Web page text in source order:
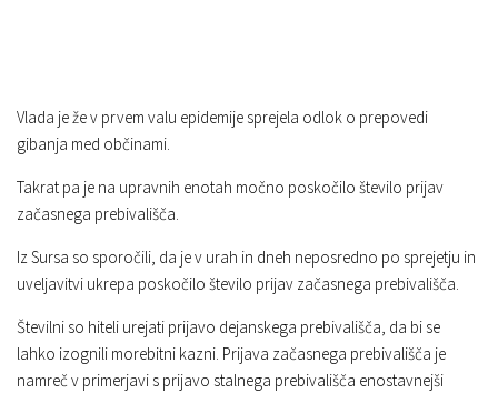
Vlada je že v prvem valu epidemije sprejela odlok o prepovedi
gibanja med občinami.
Takrat pa je na upravnih enotah močno poskočilo število prijav
začasnega prebivališča.
Iz Sursa so sporočili, da je v urah in dneh neposredno po sprejetju in
uveljavitvi ukrepa poskočilo število prijav začasnega prebivališča.
Številni so hiteli urejati prijavo dejanskega prebivališča, da bi se
lahko izognili morebitni kazni. Prijava začasnega prebivališča je
namreč v primerjavi s prijavo stalnega prebivališča enostavnejši